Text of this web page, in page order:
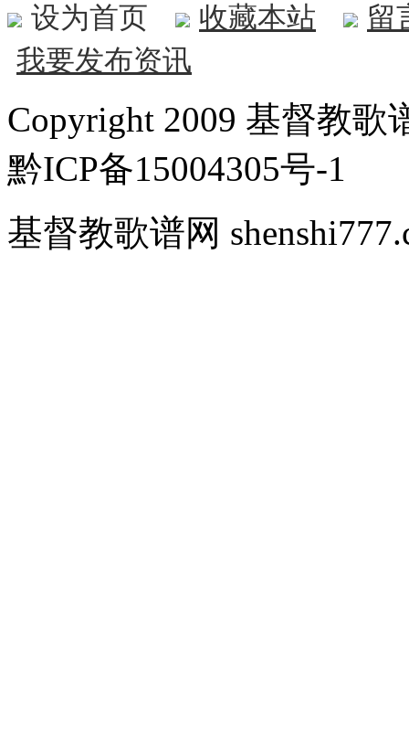
设为首页 收藏本站
留
我要发布资讯
Copyright 2009 基督教歌
黔ICP备15004305号-1
基督教歌谱网